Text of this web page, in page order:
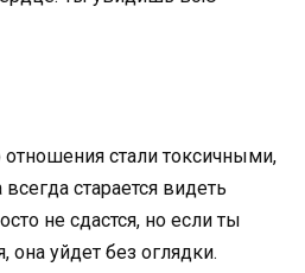
отношения стали токсичными,
старается видеть
не сдастся, но если ты
она уйдет без оглядки.